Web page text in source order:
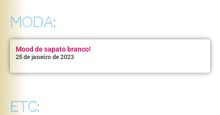
MODA:
Mood de sapato branco!
25 de janeiro de 2023
ETC: